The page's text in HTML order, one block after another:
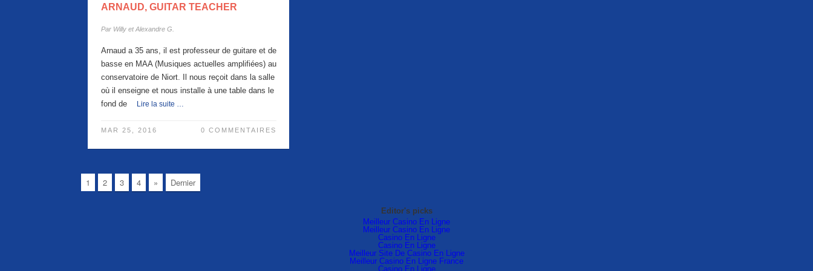
ARNAUD, GUITAR TEACHER
Par Willy et Alexandre G.
Arnaud a 35 ans, il est professeur de guitare et de
basse en MAA (Musiques actuelles amplifiées) au
conservatoire de Niort. Il nous reçoit dans la salle
où il enseigne et nous installe à une table dans le
fond de
Lire la suite …
MAR 25, 2016 0 COMMENTAIRES
1 2 3 4 » Dernier
Editor's picks
Meilleur Casino En Ligne
Meilleur Casino En Ligne
Casino En Ligne
Casino En Ligne
Meilleur Site De Casino En Ligne
Meilleur Casino En Ligne France
Casino En Ligne